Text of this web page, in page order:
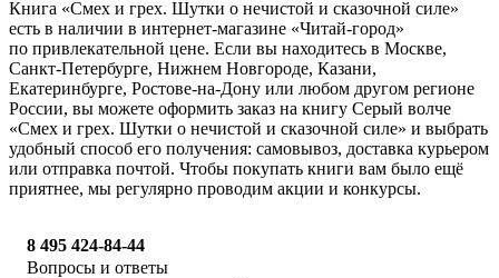
Книга «Смех и грех. Шутки о нечистой и сказочной силе»
есть в наличии в интернет-магазине «Читай-город»
по привлекательной цене. Если вы находитесь в Москве,
Санкт-Петербурге, Нижнем Новгороде, Казани,
Екатеринбурге, Ростове-на-Дону или любом другом регионе
России, вы можете оформить заказ на книгу Серый волче
«Смех и грех. Шутки о нечистой и сказочной силе» и выбрать
удобный способ его получения: самовывоз, доставка курьером
или отправка почтой. Чтобы покупать книги вам было ещё
приятнее, мы регулярно проводим акции и конкурсы.
8 495 424-84-44
Вопросы и ответы